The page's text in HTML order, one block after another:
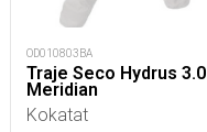
OD010803BA
Traje Seco Hydrus 3.0
Meridian
Kokatat